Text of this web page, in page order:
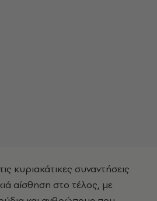
κυριακάτικες συναντήσεις
αίσθηση στο τέλος, με